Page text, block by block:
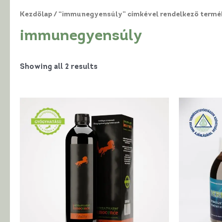
Kezdőlap / “immunegyensúly” címkével rendelkező
immunegyensúly
Showing all 2 results